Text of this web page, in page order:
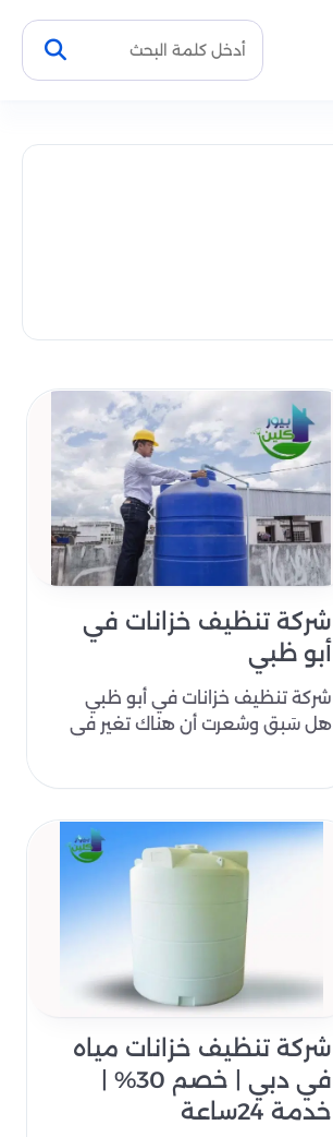
شركة تنظيف خزانات في
أبو ظبي
شركة تنظيف خزانات في أبو ظبي
هل سَبق وشعرت أن هناك تغير في
شركة تنظيف خزانات مياه
في دبي | خصم 30% |
خدمة 24ساعة